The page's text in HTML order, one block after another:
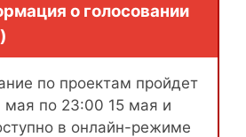
о голосовании
по проектам пройдет
мая по 23:00 15 мая и
в онлайн-режиме